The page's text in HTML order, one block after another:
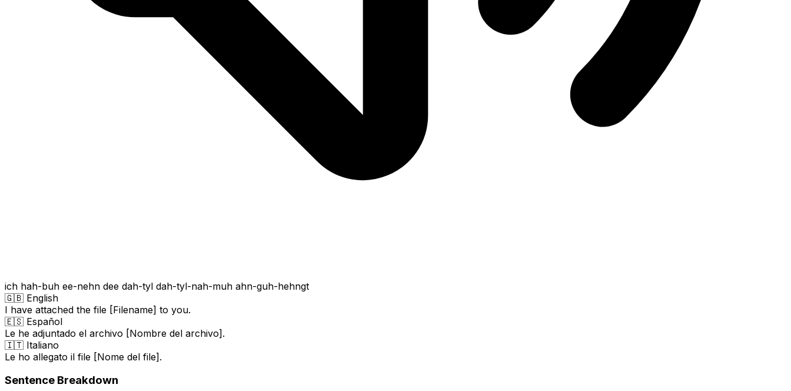
ich hah-buh ee-nehn dee dah-tyl dah-tyl-nah-muh ahn-guh-hehngt
🇬🇧 English
I have attached the file [Filename] to you.
🇪🇸 Español
Le he adjuntado el archivo [Nombre del archivo].
🇮🇹 Italiano
Le ho allegato il file [Nome del file].
Sentence Breakdown